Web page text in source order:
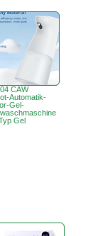
CAW
Automatik-
Gel-
Gel